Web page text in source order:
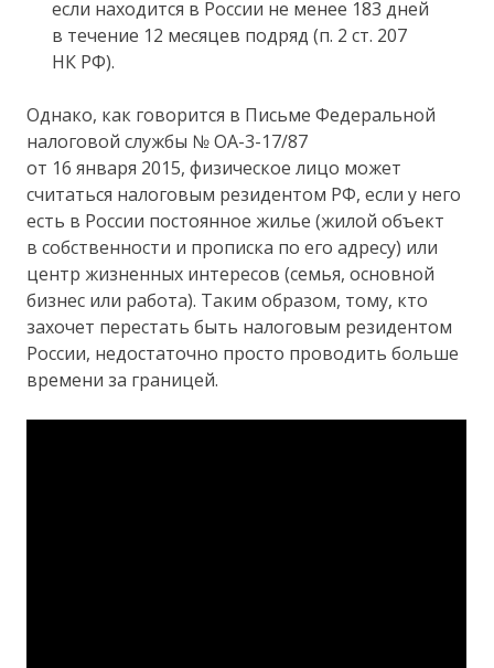
если находится в России не менее 183 дней
в течение 12 месяцев подряд (п. 2 ст. 207
НК РФ).
Однако, как говорится в Письме Федеральной
налоговой службы № ОА-3-17/87
от 16 января 2015, физическое лицо может
считаться налоговым резидентом РФ, если у него
есть в России постоянное жилье (жилой объект
в собственности и прописка по его адресу) или
центр жизненных интересов (семья, основной
бизнес или работа). Таким образом, тому, кто
захочет перестать быть налоговым резидентом
России, недостаточно просто проводить больше
времени за границей.